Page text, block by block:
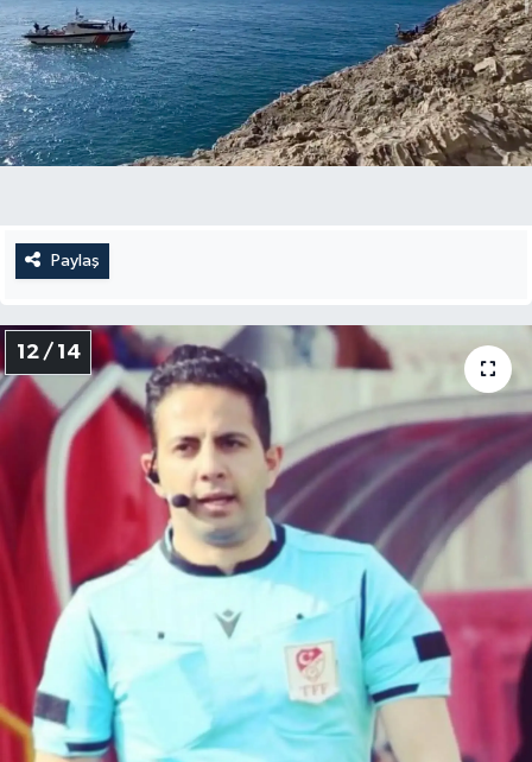
Paylaş
12 / 14